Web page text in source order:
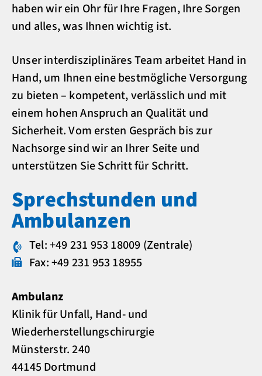
haben wir ein Ohr für Ihre Fragen, Ihre Sorgen
und alles, was Ihnen wichtig ist.
Unser interdisziplinäres Team arbeitet Hand in
Hand, um Ihnen eine bestmögliche Versorgung
zu bieten – kompetent, verlässlich und mit
einem hohen Anspruch an Qualität und
Sicherheit. Vom ersten Gespräch bis zur
Nachsorge sind wir an Ihrer Seite und
unterstützen Sie Schritt für Schritt.
Sprechstunden und
Ambulanzen
Tel: +49 231 953 18009 (Zentrale)
Fax: +49 231 953 18955
Ambulanz
Klinik für Unfall, Hand- und
Wiederherstellungschirurgie
Münsterstr. 240
44145 Dortmund